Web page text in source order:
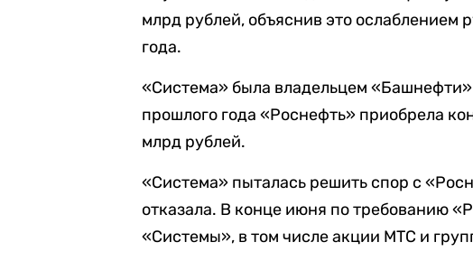
млрд рублей, объяснив это ослаблением
года.
«Система» была владельцем
прошлого года «Роснефть» приобрела
млрд рублей.
«Система» пыталась решить спор с
отказала. В конце июня по требованию
«Системы», в том числе акции МТС и